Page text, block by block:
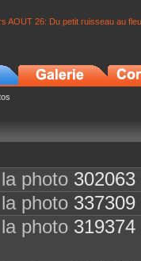
AOUT 26: Du petit ruisseau au
photo 302063
photo 337309
photo 319374